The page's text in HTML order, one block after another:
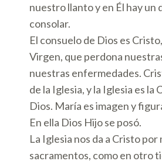
nuestro llanto y en Él hay un
consolar.
El consuelo de Dios es
Virgen, que perdona
nuestras enfermedades.
de la Iglesia, y la Iglesia es la
Dios. María es imagen y
En ella Dios Hijo se posó.
La Iglesia nos da a Cristo por
sacramentos, como en otro